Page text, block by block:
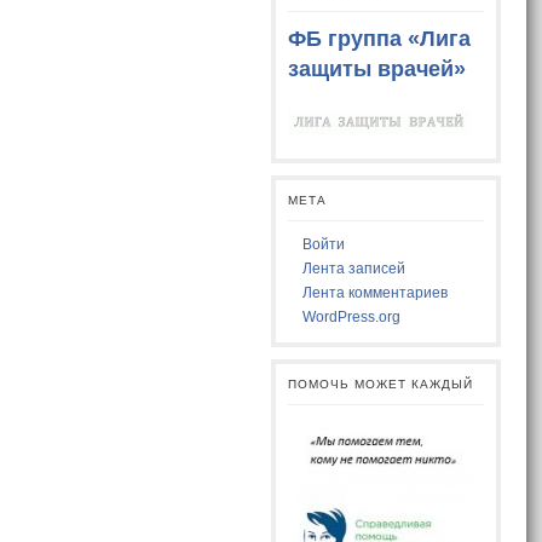
ФБ группа «Лига
защиты врачей»
МЕТА
Войти
Лента записей
Лента комментариев
WordPress.org
ПОМОЧЬ МОЖЕТ КАЖДЫЙ